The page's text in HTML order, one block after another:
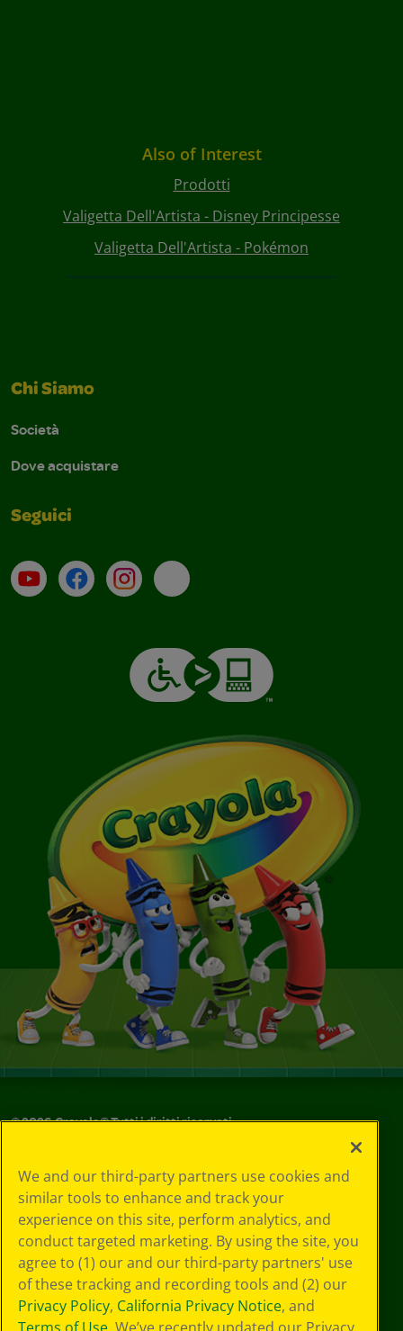
Also of Interest
Prodotti
Valigetta Dell'Artista - Disney Principesse
Valigetta Dell'Artista - Pokémon
Chi Siamo
Società
Dove acquistare
Seguici
Su YouTube
ContattiProfilo Instagram
Email
©2026Crayola® Tutti i diritti riservati.
in materia di
privacy
Informativa sulla
privacy
Termini SMS
GDPR
Informativa sulla
privacy di CA
We and our third-party partners use cookies and
similar tools to enhance and track your
experience on this site, perform analytics, and
conduct targeted marketing. By using the site, you
agree to (1) our and our third-party partners' use
of these tracking and recording tools and (2) our
Privacy Policy, California Privacy Notice, and